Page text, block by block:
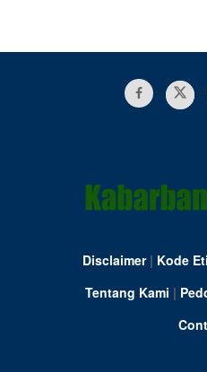
Disclaimer| Kode
Tentang Kami |